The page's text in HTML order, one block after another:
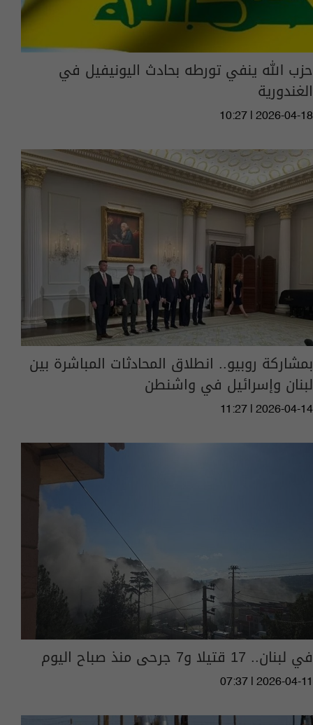
حزب الله ينفي تورطه بحادث اليونيفيل في
الغندورية
10:27 | 2026-04-18
بمشاركة روبيو.. انطلاق المحادثات المباشرة بين
لبنان وإسرائيل في واشنطن
11:27 | 2026-04-14
في لبنان.. 17 قتيلا و7 جرحى منذ صباح اليوم
07:37 | 2026-04-11